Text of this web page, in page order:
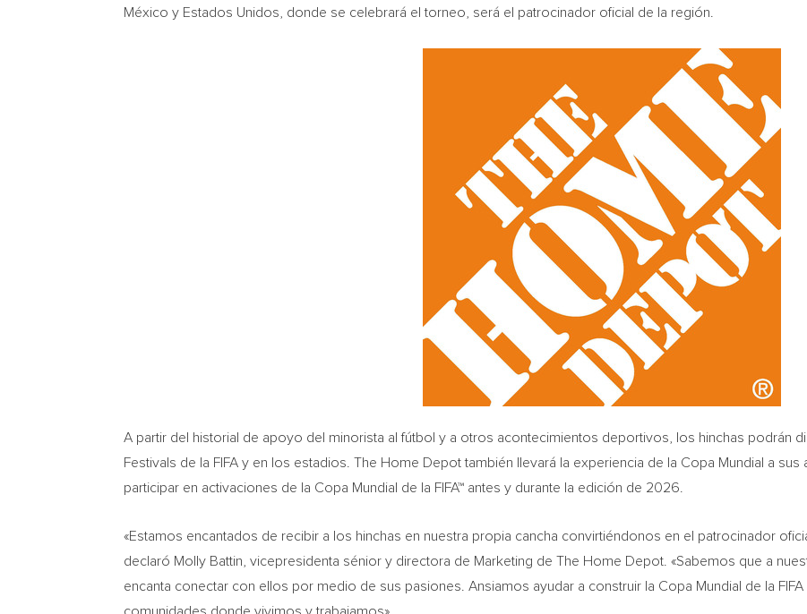
México y Estados Unidos, donde se celebrará el torneo, será el patrocinador oficial de la región.
A partir del historial de apoyo del minorista al fútbol y a otros acontecimientos deportivos, los hinchas podrán
Festivals de la FIFA y en los estadios. The Home Depot también llevará la experiencia de la Copa Mundial a
participar en activaciones de la Copa Mundial de la FIFA™ antes y durante la edición de 2026.
«Estamos encantados de recibir a los hinchas en nuestra propia cancha convirtiéndonos en el patrocinador
declaró Molly Battin , vicepresidenta sénior y directora de Marketing de The Home Depot. «Sabemos que a
encanta conectar con ellos por medio de sus pasiones. Ansiamos ayudar a construir la Copa Mundial de la